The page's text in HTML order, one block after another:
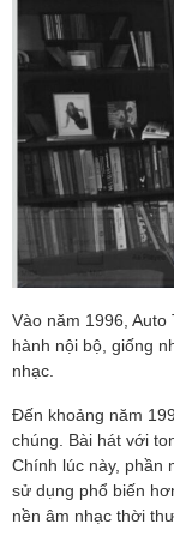
Vào năm 1996,
hành nội bộ, giống
nhạc.
Đến khoảng năm
chúng. Bài hát với
Chính lúc này, phần
sử dụng phổ biến
nền âm nhạc thời